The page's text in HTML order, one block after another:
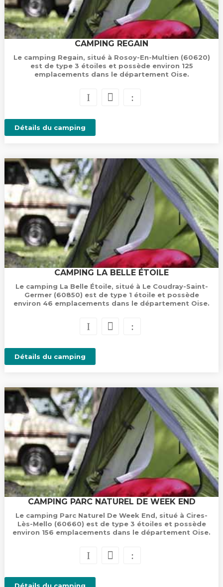
CAMPING REGAIN
Le camping Regain, situé à Rosoy-En-Multien (60620)
est de type 3 étoiles et possède environ 125
emplacements dans le département Oise.
Détails du camping
CAMPING LA BELLE ÉTOILE
Le camping La Belle Étoile, situé à Le Coudray-Saint-
Germer (60850) est de type 1 étoile et possède
environ 46 emplacements dans le département Oise.
Détails du camping
CAMPING PARC NATUREL DE WEEK END
Le camping Parc Naturel De Week End, situé à Cires-
Lès-Mello (60660) est de type 3 étoiles et possède
environ 156 emplacements dans le département Oise.